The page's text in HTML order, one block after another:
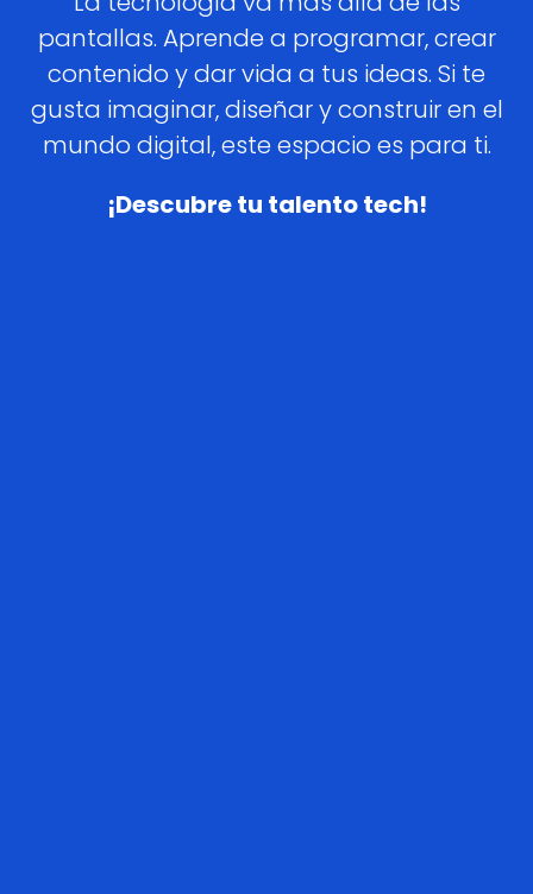
pantallas. Aprende a programar, crear
contenido y dar vida a tus ideas. Si te
gusta imaginar, diseñar y construir en el
mundo digital, este espacio es para ti.
¡Descubre tu talento tech!